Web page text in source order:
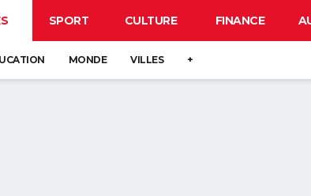
SPORT CULTURE FINANCE
MONDE VILLES +